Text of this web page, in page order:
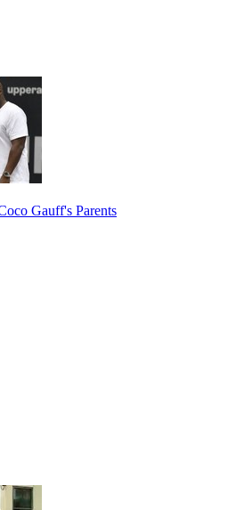
Gauff's Parents